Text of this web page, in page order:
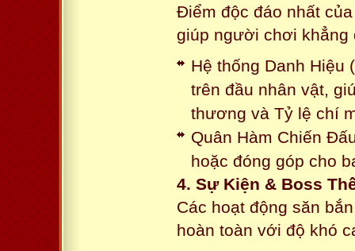
Điểm độc đáo nhất
giúp người chơi khẳng
Hệ thống Danh Hiệu
trên đầu nhân vật,
thương và Tỷ lệ chí
Quân Hàm Chiến
hoặc đóng góp cho
4. Sự Kiện & Boss
Các hoạt động săn
hoàn toàn với độ khó